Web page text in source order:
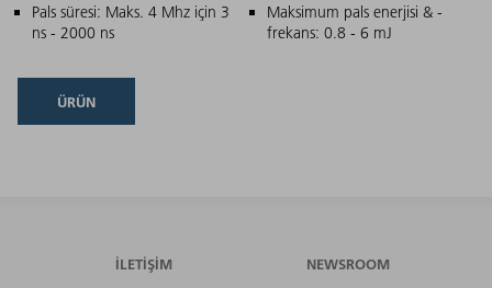
Pals süresi: Maks. 4 Mhz için 3
ns - 2000 ns
Maksimum pals enerjisi & -
frekans: 0.8 - 6 mJ
ÜRÜN
İLETIŞIM NEWSROOM